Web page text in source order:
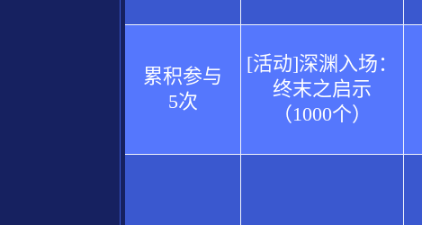
累积参与
5次
[活动]深渊入场：
终末之启示
（1000个）